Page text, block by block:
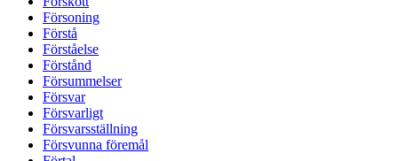
Försoning
Förstå
Förståelse
Förstånd
Försummelser
Försvar
Försvarligt
Försvarsställning
Försvunna föremål